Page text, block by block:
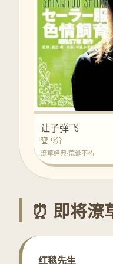
让子弹飞
🏆 9分
潦草经典·荒诞不朽
⏰ 即将潦
红毯先生